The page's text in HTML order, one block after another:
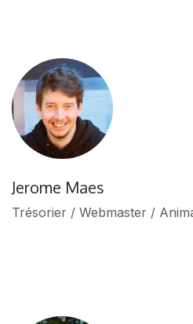
Jerome Maes
Trésorier / Webmaster /